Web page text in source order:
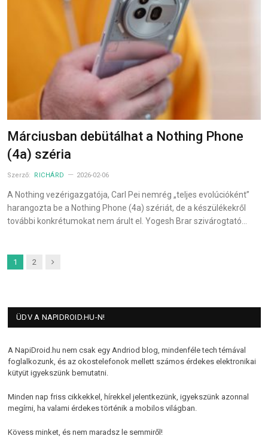
Márciusban debütálhat a Nothing Phone
(4a) széria
Szerző: RICHÁRD 2026-02-06
A Nothing vezérigazgatója, Carl Pei nemrég „teljes evolúcióként”
harangozta be a Nothing Phone (4a) szériát, de a készülékekről
további konkrétumokat nem árult el. Yogesh Brar szivárogtató…
1 2 Next
ÜDV A NAPIDROID.HU-N!
A NapiDroid.hu nem csak egy Andriod blog, mindenféle tech témával
foglalkozunk, és az okostelefonok mellett számos érdekes elektronikai
kütyüt igyekszünk bemutatni.
Minden nap friss cikkekkel, hírekkel jelentkezünk, igyekszünk azonnal
megírni, ha valami érdekes történik a mobilos világban.
Kövess minket, és nem maradsz le semmiről!